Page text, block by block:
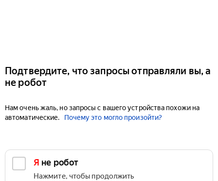
Подтвердите, что запросы отправляли вы, а
не робот
Нам очень жаль, но запросы с вашего устройства похожи на
автоматические.
Почему это могло произойти?
Я не робот
Нажмите, чтобы продолжить